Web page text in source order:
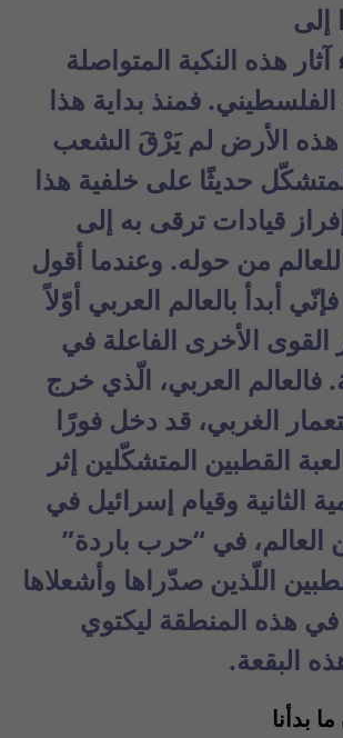
إلى
آثار هذه النكبة المتواصلة
فمنذ بداية هذا
الأرض لم يَرْقَ الشعب
حديثًا على خلفية هذا
قيادات ترقى به إلى
من حوله. وعندما أقول
أبدأ بالعالم العربي أوّلاً
الأخرى الفاعلة في
فالعالم العربي، الّذي خرج
الغربي، قد دخل فورًا
القطبين المتشكّلين إثر
الثانية وقيام إسرائيل في
العالم، في “حرب باردة”
اللّذين صدّراها وأشعلاها
في هذه المنطقة ليكتوي
البقعة.
بدأنا